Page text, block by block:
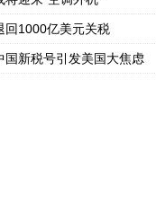
回1000亿美元关税
国新税号引发美国大焦虑